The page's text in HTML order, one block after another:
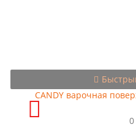
CANDY варочная